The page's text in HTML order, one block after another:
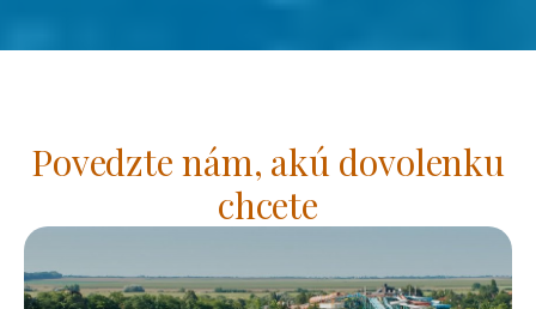
Povedzte nám, akú dovolenku
chcete